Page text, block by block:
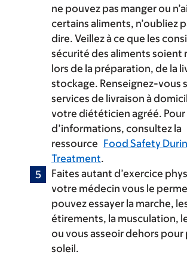
ne pouvez pas manger ou
certains aliments, n’oubliez
dire. Veillez à ce que les
sécurité des aliments soient
lors de la préparation, de la
stockage. Renseignez-vous
services de livraison à
votre diététicien agréé. Pour
d’informations, consultez la
ressource Food Safety
Treatment.
Faites autant d’exercice
votre médecin vous le
pouvez essayer la marche,
étirements, la musculation,
ou vous asseoir dehors
soleil.